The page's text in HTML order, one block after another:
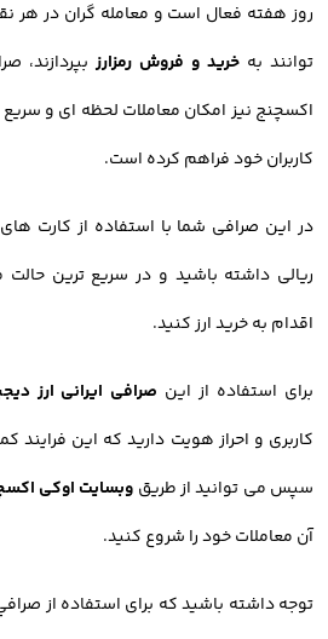
روز هفته فعال است و معامله گران در هر
توانند به خرید و فروش رمزارز بپردازند،
کاربران خود فراهم کرده است.
در این صرافی شما با استفاده از کارت
ریالی داشته باشید و در سریع ترین
اقدام به خرید ارز کنید.
برای استفاده از این صرافی ایرانی ارز
کاربری و احراز هویت دارید که این فرایند
سپس می توانید از طریق وبسایت اوکی
آن معاملات خود را شروع کنید.
توجه داشته باشید که برای استفاده از